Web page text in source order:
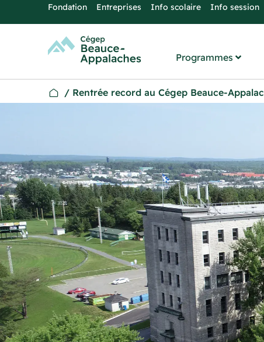
Fondation Entreprises Info scolaire Info session
Programmes
/ Rentrée record au Cégep Beauce-